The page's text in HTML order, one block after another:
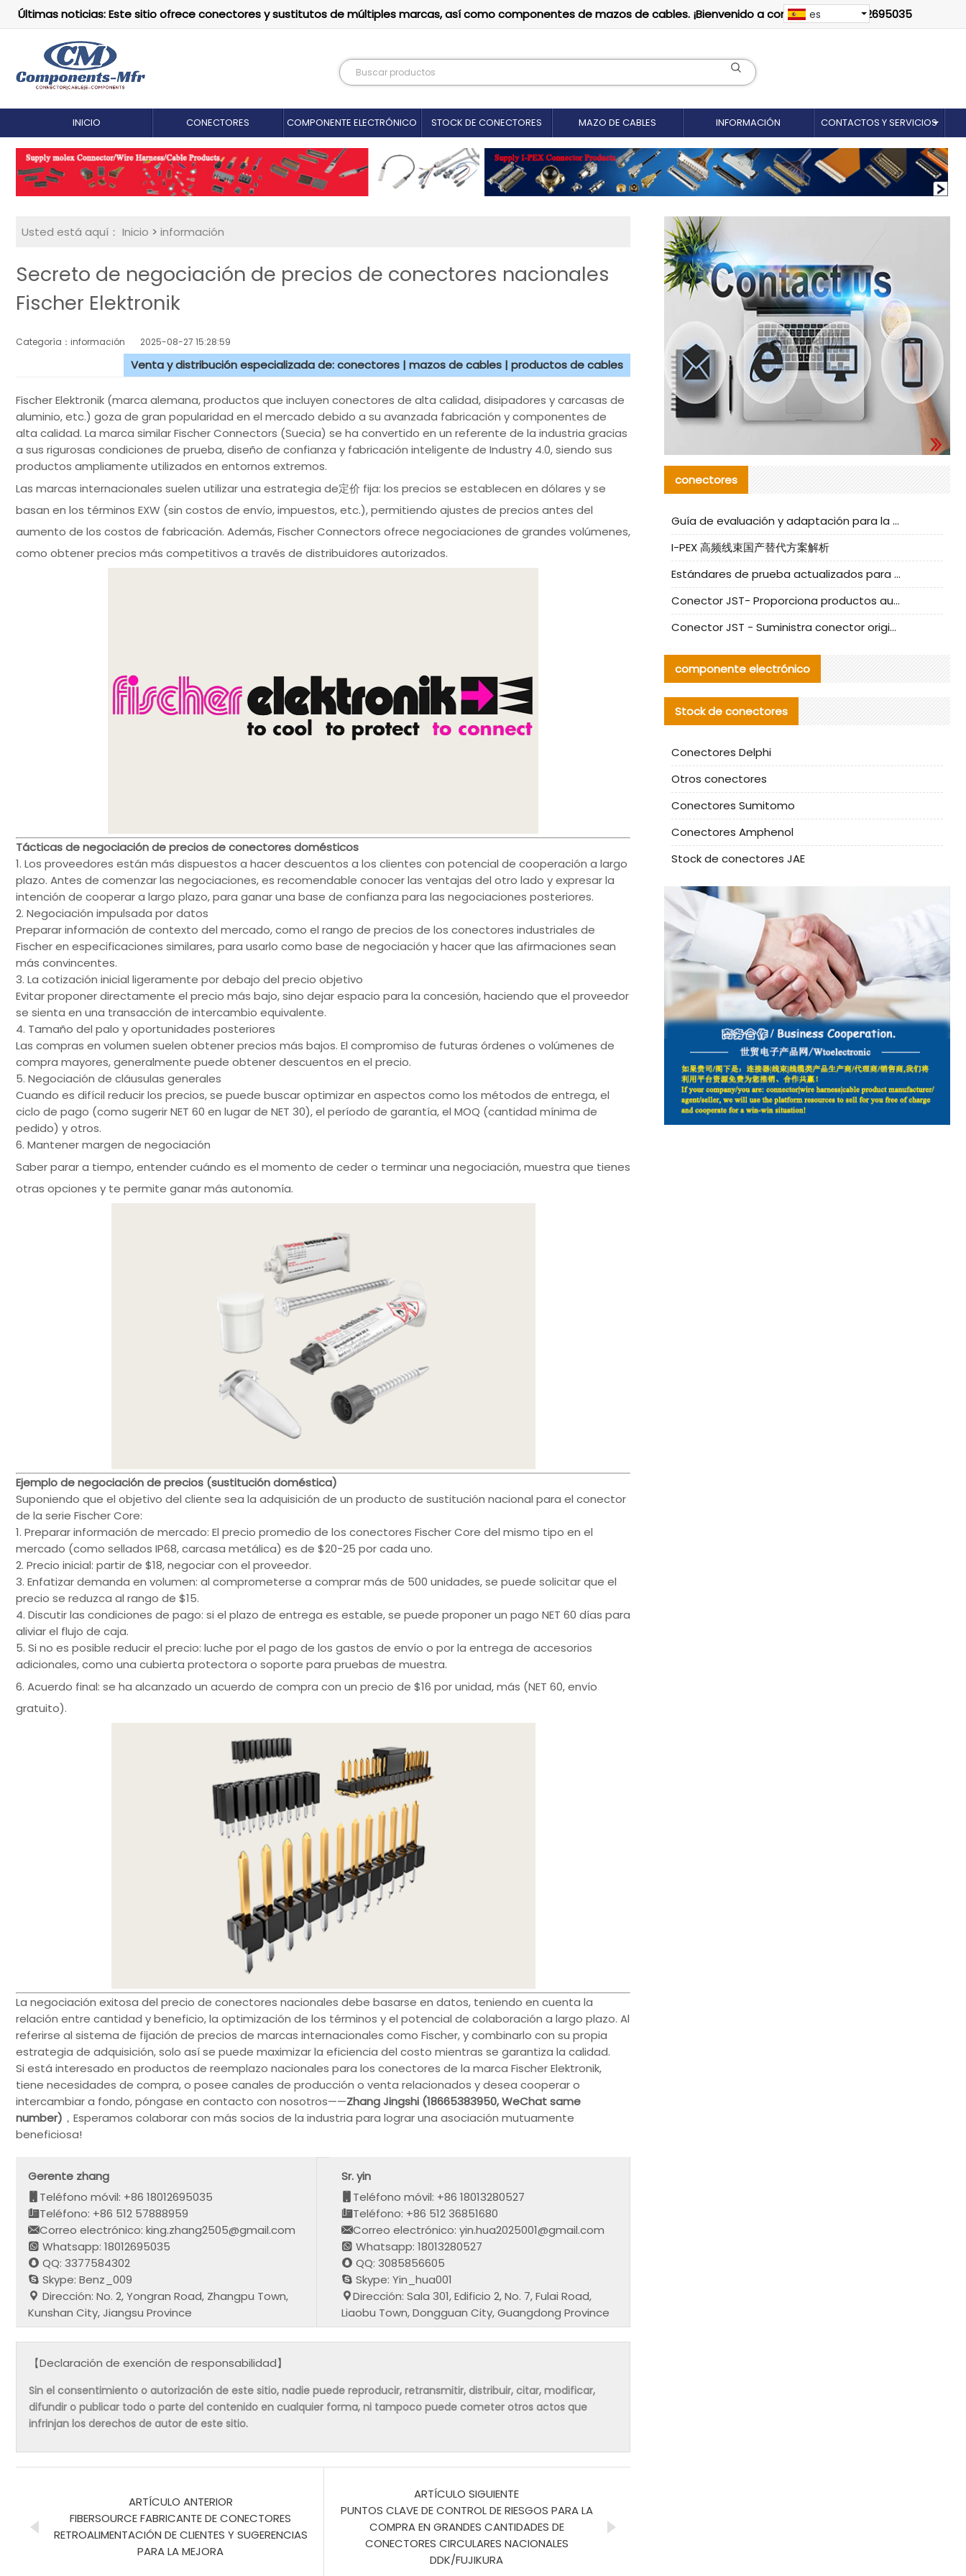
Últimas noticias: Este sitio ofrece conectores y sustitutos de múltiples marcas, así como componentes de mazos de cables. ¡Bienvenido a contactarnos: 18012695035
es
INICIO CONECTORES COMPONENTE ELECTRÓNICO STOCK DE CONECTORES MAZO DE CABLES INFORMACIÓN CONTACTOS Y SERVICIOS
Usted está aquí： Inicio > información
Secreto de negociación de precios de conectores nacionales
Fischer Elektronik
Categoría：información 2025-08-27 15:28:59
Venta y distribución especializada de: conectores | mazos de cables | productos de cables
Fischer Elektronik (marca alemana, productos que incluyen conectores de alta calidad, disipadores y carcasas de
aluminio, etc.) goza de gran popularidad en el mercado debido a su avanzada fabricación y componentes de
alta calidad. La marca similar Fischer Connectors (Suecia) se ha convertido en un referente de la industria gracias
a sus rigurosas condiciones de prueba, diseño de confianza y fabricación inteligente de Industry 4.0, siendo sus
productos ampliamente utilizados en entornos extremos.
Las marcas internacionales suelen utilizar una estrategia de定价 fija: los precios se establecen en dólares y se
basan en los términos EXW (sin costos de envío, impuestos, etc.), permitiendo ajustes de precios antes del
aumento de los costos de fabricación. Además, Fischer Connectors ofrece negociaciones de grandes volúmenes,
como obtener precios más competitivos a través de distribuidores autorizados.
Tácticas de negociación de precios de conectores domésticos
1. Los proveedores están más dispuestos a hacer descuentos a los clientes con potencial de cooperación a largo
plazo. Antes de comenzar las negociaciones, es recomendable conocer las ventajas del otro lado y expresar la
intención de cooperar a largo plazo, para ganar una base de confianza para las negociaciones posteriores.
2. Negociación impulsada por datos
Preparar información de contexto del mercado, como el rango de precios de los conectores industriales de
Fischer en especificaciones similares, para usarlo como base de negociación y hacer que las afirmaciones sean
más convincentes.
3. La cotización inicial ligeramente por debajo del precio objetivo
Evitar proponer directamente el precio más bajo, sino dejar espacio para la concesión, haciendo que el proveedor
se sienta en una transacción de intercambio equivalente.
4. Tamaño del palo y oportunidades posteriores
Las compras en volumen suelen obtener precios más bajos. El compromiso de futuras órdenes o volúmenes de
compra mayores, generalmente puede obtener descuentos en el precio.
5. Negociación de cláusulas generales
Cuando es difícil reducir los precios, se puede buscar optimizar en aspectos como los métodos de entrega, el
ciclo de pago (como sugerir NET 60 en lugar de NET 30), el período de garantía, el MOQ (cantidad mínima de
pedido) y otros.
6. Mantener margen de negociación
Saber parar a tiempo, entender cuándo es el momento de ceder o terminar una negociación, muestra que tienes
otras opciones y te permite ganar más autonomía.
Ejemplo de negociación de precios (sustitución doméstica)
Suponiendo que el objetivo del cliente sea la adquisición de un producto de sustitución nacional para el conector
de la serie Fischer Core:
1. Preparar información de mercado: El precio promedio de los conectores Fischer Core del mismo tipo en el
mercado (como sellados IP68, carcasa metálica) es de $20-25 por cada uno.
2. Precio inicial: partir de $18, negociar con el proveedor.
3. Enfatizar demanda en volumen: al comprometerse a comprar más de 500 unidades, se puede solicitar que el
precio se reduzca al rango de $15.
4. Discutir las condiciones de pago: si el plazo de entrega es estable, se puede proponer un pago NET 60 días para
aliviar el flujo de caja.
5. Si no es posible reducir el precio: luche por el pago de los gastos de envío o por la entrega de accesorios
adicionales, como una cubierta protectora o soporte para pruebas de muestra.
6. Acuerdo final: se ha alcanzado un acuerdo de compra con un precio de $16 por unidad, más (NET 60, envío
gratuito).
La negociación exitosa del precio de conectores nacionales debe basarse en datos, teniendo en cuenta la
relación entre cantidad y beneficio, la optimización de los términos y el potencial de colaboración a largo plazo. Al
referirse al sistema de fijación de precios de marcas internacionales como Fischer, y combinarlo con su propia
estrategia de adquisición, solo así se puede maximizar la eficiencia del costo mientras se garantiza la calidad.
Si está interesado en productos de reemplazo nacionales para los conectores de la marca Fischer Elektronik,
tiene necesidades de compra, o posee canales de producción o venta relacionados y desea cooperar o
intercambiar a fondo, póngase en contacto con nosotros——Zhang Jingshi (18665383950, WeChat same
number) ，Esperamos colaborar con más socios de la industria para lograr una asociación mutuamente
beneficiosa!
Gerente zhang
Teléfono móvil: +86 18012695035
Teléfono: +86 512 57888959
Correo electrónico: king.zhang2505@gmail.com
Whatsapp: 18012695035
QQ: 3377584302
Skype: Benz_009
Dirección: No. 2, Yongran Road, Zhangpu Town,
Kunshan City, Jiangsu Province
Sr. yin
Teléfono móvil: +86 18013280527
Teléfono: +86 512 36851680
Correo electrónico: yin.hua2025001@gmail.com
Whatsapp: 18013280527
QQ: 3085856605
Skype: Yin_hua001
Dirección: Sala 301, Edificio 2, No. 7, Fulai Road,
Liaobu Town, Dongguan City, Guangdong Province
【Declaración de exención de responsabilidad】
Sin el consentimiento o autorización de este sitio, nadie puede reproducir, retransmitir, distribuir, citar, modificar,
difundir o publicar todo o parte del contenido en cualquier forma, ni tampoco puede cometer otros actos que
infrinjan los derechos de autor de este sitio.
ARTÍCULO ANTERIOR
FIBERSOURCE FABRICANTE DE CONECTORES
RETROALIMENTACIÓN DE CLIENTES Y SUGERENCIAS
PARA LA MEJORA
ARTÍCULO SIGUIENTE
PUNTOS CLAVE DE CONTROL DE RIESGOS PARA LA
COMPRA EN GRANDES CANTIDADES DE
CONECTORES CIRCULARES NACIONALES
DDK/FUJIKURA
conectores
Guía de evaluación y adaptación para la producción en serie de componentes de cables nacionales para CNC Tech
I-PEX 高频线束国产替代方案解析
Estándares de prueba actualizados para conectores nacionales bajo la referencia de CLIFF
Conector JST- Proporciona productos auténticos y alternativos del conector JST NSHR-02V-S
Conector JST - Suministra conector original JST GHR-09V-S | productos alternativos
componente electrónico
Stock de conectores
Conectores Delphi
Otros conectores
Conectores Sumitomo
Conectores Amphenol
Stock de conectores JAE